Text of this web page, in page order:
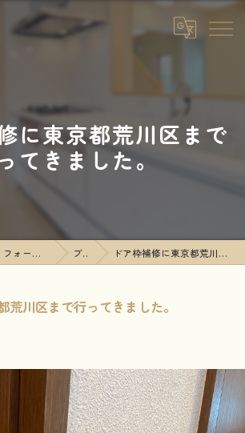
に東京都荒川区まで
てきました。
埼玉のリペア・リフォームならTOTALREPAIR Glanz ブログ ドア枠補修に東京都荒川区まで行ってきました。
荒川区まで行ってきました。